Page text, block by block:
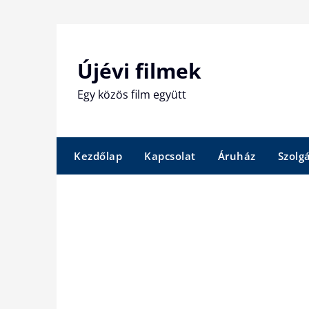
Újévi filmek
Egy közös film együtt
Kezdőlap Kapcsolat Áruház